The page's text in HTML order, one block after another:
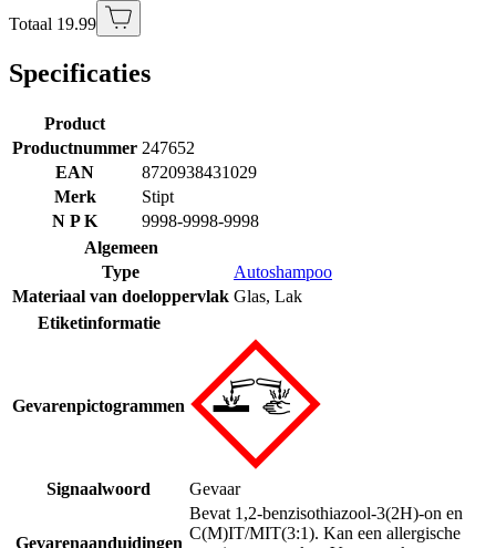
Totaal 19.99
Specificaties
Product
Productnummer 247652
EAN
8720938431029
Merk
Stipt
N P K
9998-9998-9998
Algemeen
Type
Autoshampoo
Materiaal van doeloppervlak Glas, Lak
Etiketinformatie
Gevarenpictogrammen
Signaalwoord Gevaar
Gevarenaanduidingen
Bevat 1,2-benzisothiazool-3(2H)-on en
C(M)IT/MIT(3:1). Kan een allergische